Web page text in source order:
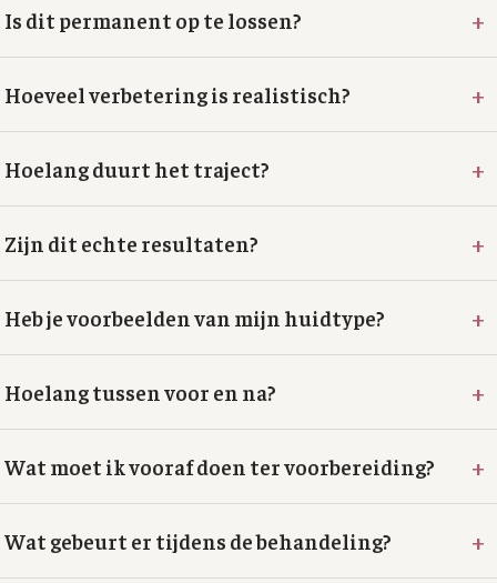
Is dit permanent op te lossen? +
Hoeveel verbetering is realistisch? +
Hoelang duurt het traject? +
Zijn dit echte resultaten? +
Heb je voorbeelden van mijn huidtype? +
Hoelang tussen voor en na? +
Wat moet ik vooraf doen ter voorbereiding? +
Wat gebeurt er tijdens de behandeling? +